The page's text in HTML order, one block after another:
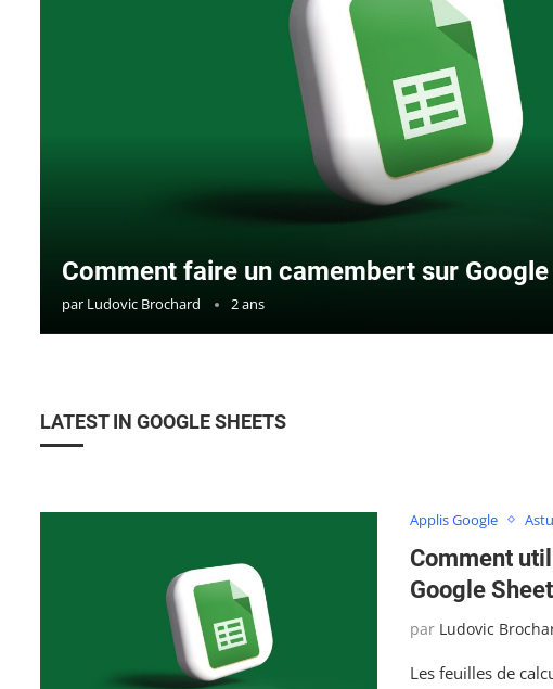
Comment faire un camembert sur
par Ludovic Brochard 2 ans
LATEST IN GOOGLE SHEETS
Applis Google
Comment
Google
par Ludovic
Les feuilles de